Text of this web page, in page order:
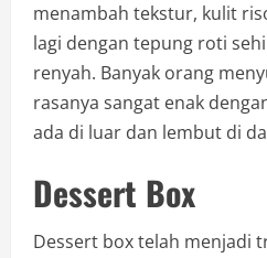
menambah tekstur, kulit
lagi dengan tepung roti
renyah. Banyak orang
rasanya sangat enak
ada di luar dan lembut di
Dessert Box
Dessert box telah menjadi